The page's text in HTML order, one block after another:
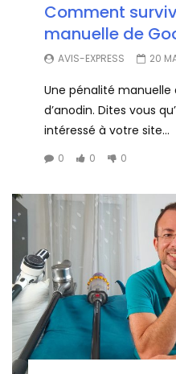
Comment
manuelle de
AVIS-EXPRESS 20
Une pénalité manuelle
d’anodin. Dites vous
intéressé à votre site...
0 0 0